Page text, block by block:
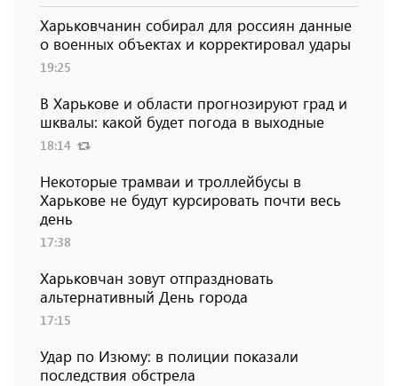
Харьковчанин собирал для россиян данные
о военных объектах и ​​корректировал удары
19:25
В Харькове и области прогнозируют град и
шквалы: какой будет погода в выходные
18:14
Некоторые трамваи и троллейбусы в
Харькове не будут курсировать почти весь
день
17:38
Харьковчан зовут отпраздновать
альтернативный День города
17:15
Удар по Изюму: в полиции показали
последствия обстрела